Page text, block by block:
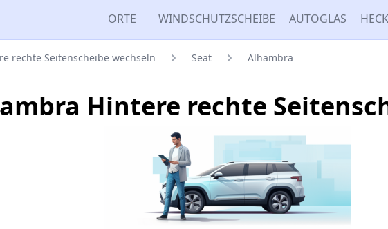
ORTE WINDSCHUTZSCHEIBE AUTOGLAS
rechte Seitenscheibe wechseln Seat Alhambra
Hintere rechte